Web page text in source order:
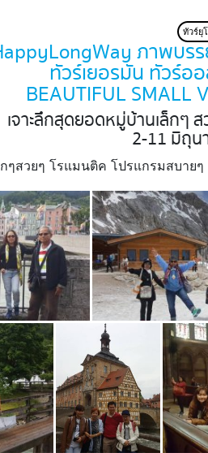
ทัวร์ยุ
ภาพบรร
ทัวร์เยอรมัน ทัวร์อ
BEAUTIFUL SMALL
เจาะลึกสุดยอดหมู่บ้านเล็กๆ
2-11 มิถุน
กๆสวยๆ โรแมนติค โปรแกรมสบาย